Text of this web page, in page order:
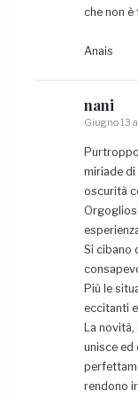
che non
Anais
nani
Giugno 13
miriade di
oscurità
Si cibano
Più le
eccitanti
La novità,
unisce ed
rendono